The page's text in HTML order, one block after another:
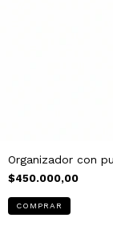
Organizador con
$450.000,00